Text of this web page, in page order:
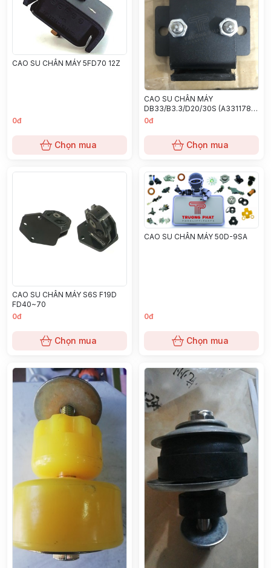
CAO SU CHÂN MÁY 5FD70 12Z
0đ
Chọn mua
CAO SU CHÂN MÁY
DB33/B3.3/D20/30S (A331178
/A219749)
0đ
Chọn mua
CAO SU CHÂN MÁY S6S F19D
FD40~70
0đ
Chọn mua
CAO SU CHÂN MÁY 50D-9SA
0đ
Chọn mua